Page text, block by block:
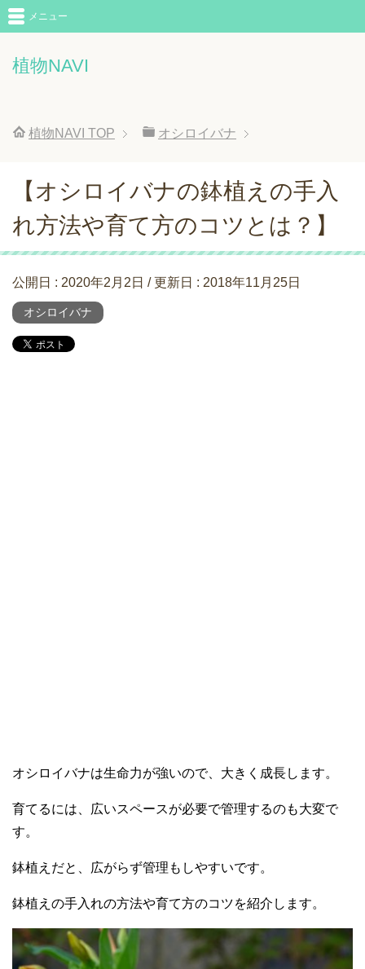
植物NAVI
メニュー
植物NAVI TOP オシロイバナ
【オシロイバナの鉢植えの手入
れ方法や育て方のコツとは？】
公開日 : 2020年2月2日 / 更新日 : 2018年11月25日
オシロイバナ
オシロイバナは生命力が強いので、大きく成長します。
育てるには、広いスペースが必要で管理するのも大変で
す。
鉢植えだと、広がらず管理もしやすいです。
鉢植えの手入れの方法や育て方のコツを紹介します。